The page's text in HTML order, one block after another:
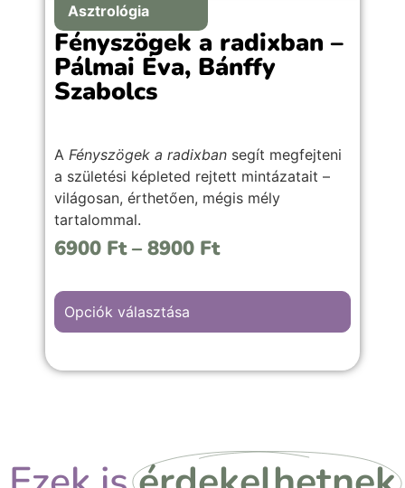
Asztrológia
Fényszögek a radixban –
Pálmai Éva, Bánffy
Szabolcs
A Fényszögek a radixban segít megfejteni
a születési képleted rejtett mintázatait –
világosan, érthetően, mégis mély
tartalommal.
6900 Ft – 8900 Ft
Opciók választása